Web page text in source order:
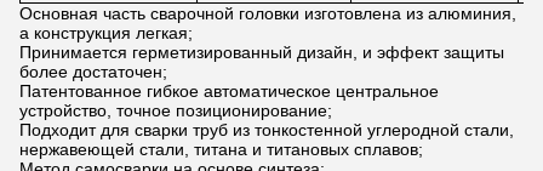
Основная часть сварочной головки изготовлена из алюминия,
а конструкция легкая;
Принимается герметизированный дизайн, и эффект защиты
более достаточен;
Патентованное гибкое автоматическое центральное
устройство, точное позиционирование;
Подходит для сварки труб из тонкостенной углеродной стали,
нержавеющей стали, титана и титановых сплавов;